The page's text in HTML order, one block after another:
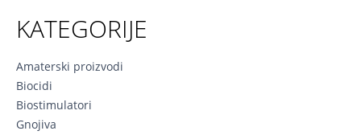
KATEGORIJE
Amaterski proizvodi
Biocidi
Biostimulatori
Gnojiva